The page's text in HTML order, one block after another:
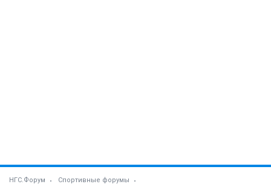
НГС.Форум
Спортивные форумы